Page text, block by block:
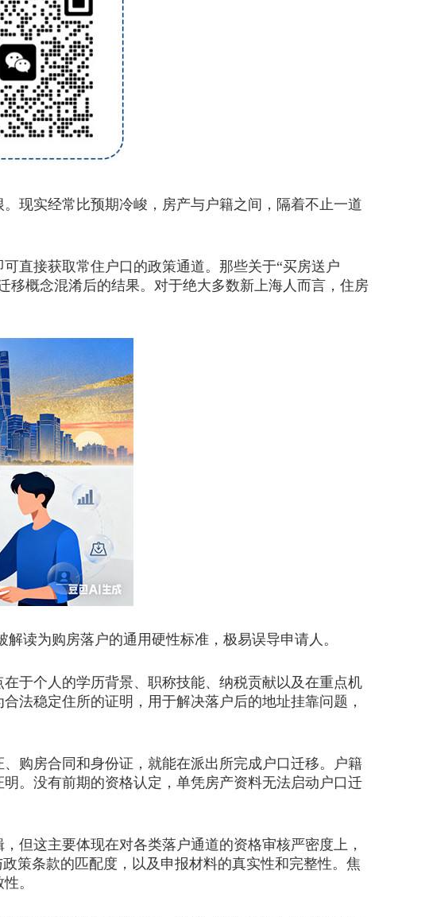
实经常比预期冷峻，房产与户籍之间，隔着不止一道
直接获取常住户口的政策通道。那些关于“买房送户
移概念混淆后的结果。对于绝大多数新上海人而言，住房
读为购房落户的通用硬性标准，极易误导申请人。
于个人的学历背景、职称技能、纳税贡献以及在重点机
法稳定住所的证明，用于解决落户后的地址挂靠问题，
购房合同和身份证，就能在派出所完成户口迁移。户籍
。没有前期的资格认定，单凭房产资料无法启动户口迁
这主要体现在对各类落户通道的资格审核严密度上，
策条款的匹配度，以及申报材料的真实性和完整性。焦
。